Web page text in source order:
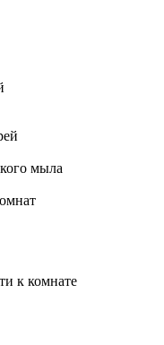
мыла
к комнате